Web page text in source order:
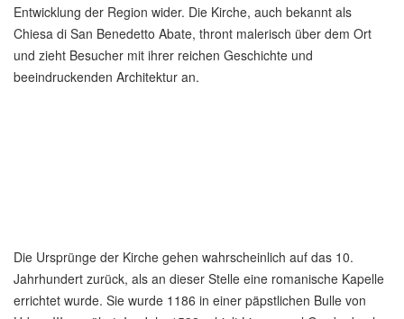
Entwicklung der Region wider. Die Kirche, auch bekannt als
Chiesa di San Benedetto Abate, thront malerisch über dem Ort
und zieht Besucher mit ihrer reichen Geschichte und
beeindruckenden Architektur an.
Die Ursprünge der Kirche gehen wahrscheinlich auf das 10.
Jahrhundert zurück, als an dieser Stelle eine romanische Kapelle
errichtet wurde. Sie wurde 1186 in einer päpstlichen Bulle von